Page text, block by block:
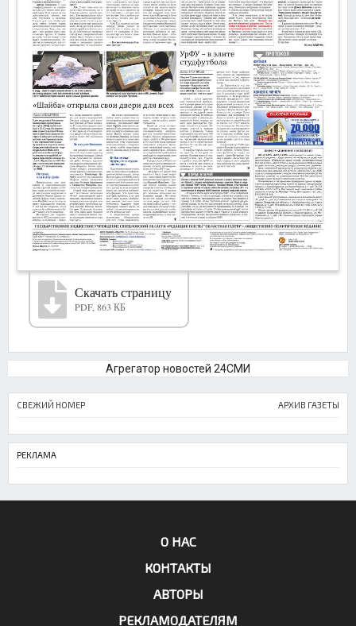
Скачать страницу
PDF, 863 КБ
Агрегатор новостей 24СМИ
СВЕЖИЙ НОМЕР АРХИВ ГАЗЕТЫ
РЕКЛАМА
О НАС
КОНТАКТЫ
АВТОРЫ
РЕКЛАМОДАТЕЛЯМ